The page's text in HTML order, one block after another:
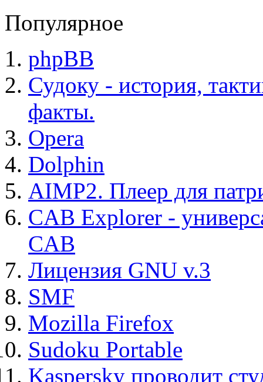
Популярное
phpBB
Судоку - история,
факты.
Opera
Dolphin
AIMP2. Плеер для
CAB Explorer -
CAB
Лицензия GNU v.3
SMF
Mozilla Firefox
Sudoku Portable
Kaspersky проводит